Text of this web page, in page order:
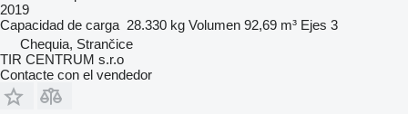
2019
Capacidad de carga 28.330 kg Volumen 92,69 m³ Ejes 3
Chequia, Strančice
TIR CENTRUM s.r.o
Contacte con el vendedor